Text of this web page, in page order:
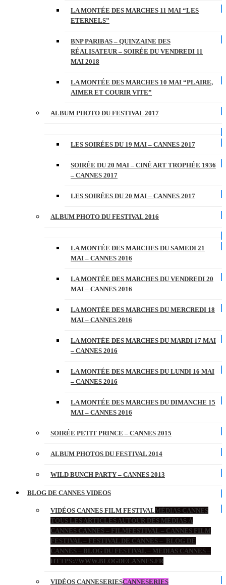
LA MONTÉE DES MARCHES 11 MAI “LES
ETERNELS”
BNP PARIBAS – QUINZAINE DES
RÉALISATEUR – SOIRÉE DU VENDREDI 11
MAI 2018
LA MONTÉE DES MARCHES 10 MAI “PLAIRE,
AIMER ET COURIR VITE”
ALBUM PHOTO DU FESTIVAL 2017
LES SOIRÉES DU 19 MAI – CANNES 2017
SOIRÉE DU 20 MAI – CINÉ ART TROPHÉE 1936
– CANNES 2017
LES SOIRÉES DU 20 MAI – CANNES 2017
ALBUM PHOTO DU FESTIVAL 2016
LA MONTÉE DES MARCHES DU SAMEDI 21
MAI – CANNES 2016
LA MONTÉE DES MARCHES DU VENDREDI 20
MAI – CANNES 2016
LA MONTÉE DES MARCHES DU MERCREDI 18
MAI – CANNES 2016
LA MONTÉE DES MARCHES DU MARDI 17 MAI
– CANNES 2016
LA MONTÉE DES MARCHES DU LUNDI 16 MAI
– CANNES 2016
LA MONTÉE DES MARCHES DU DIMANCHE 15
MAI – CANNES 2016
SOIRÉE PETIT PRINCE – CANNES 2015
ALBUM PHOTOS DU FESTIVAL 2014
WILD BUNCH PARTY – CANNES 2013
BLOG DE CANNES VIDEOS
VIDÉOS CANNES FILM FESTIVALMÉDIAS CANNES
TOUS LES ARTICLES AUTOUR DES MÉDIAS À
CANNES CANNES – FILMFESTIVAL – CANNES FILM
FESTIVAL – FESTIVAL DE CANNES – BLOG DE
CANNES – BLOG DU FESTIVAL – MEDIAS CANNES –
HTTPS://WWW.BLOGDECANNES.FR
VIDÉOS CANNESERIESCANNESERIES